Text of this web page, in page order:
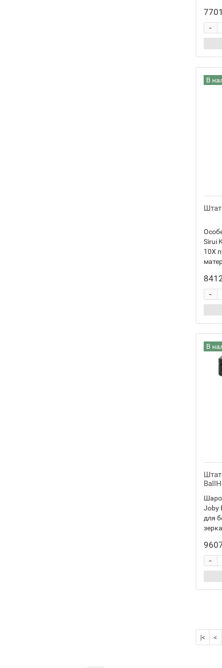
-
В
Sirui
10X
-
В
Joby
для
-
|< <